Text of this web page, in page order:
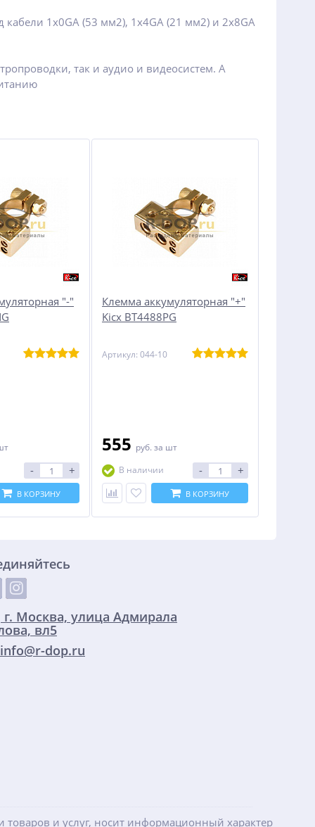
1x0GA (53 мм2), 1x4GA (21 мм2) и 2x8GA
так и аудио и видеосистем. А
"-"
- +
В КОРЗИНУ
Клемма аккумуляторная "+"
Kicx BT4488PG
Артикул: 044-10
555 руб. за шт
В наличии
- +
В КОРЗИНУ
г. Москва, улица Адмирала
вл5
info@r-dop.ru
товаров и услуг, носит информационный характер